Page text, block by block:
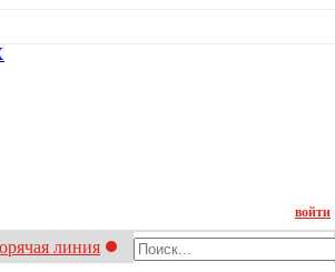
войти
линия